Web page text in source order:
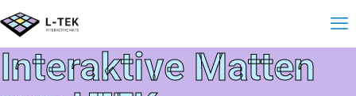
Interaktive Matten